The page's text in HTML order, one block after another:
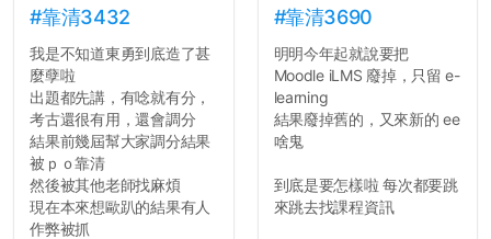
績無法體現你們的努力，但
往後你們正直的態度一定會
讓你們在社會上適應得更
好。最後，那些作弊的同
學，你們要瞭解到作弊對你
們而言是沒有任何好處的，
大學是你們唯一可以勇敢認
錯但不需要付出太大代價的
地方，你們在這時候如果不
會學會...
#靠清3432
我是不知道東勇到底造了甚
麼孽啦
出題都先講，有唸就有分，
考古還很有用，還會調分
結果前幾屆幫大家調分結果
被ｐｏ靠清
然後被其他老師找麻煩
現在本來想歐趴的結果有人
作弊被抓
#靠清3690
明明今年起就說要把
Moodle iLMS 廢掉，只留 e-
learning
結果廢掉舊的，又來新的 ee
啥鬼
到底是要怎樣啦 每次都要跳
來跳去找課程資訊